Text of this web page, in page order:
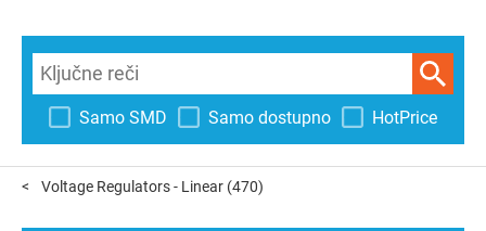
Samo SMD Samo dostupno HotPrice
Voltage Regulators - Linear (470)